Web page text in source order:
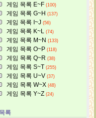
게임 목록 E~F (100)
게임 목록 G~H (137)
게임 목록 I~J (56)
게임 목록 K~L (74)
게임 목록 M~N (133)
게임 목록 O~P (118)
게임 목록 Q~R (38)
게임 목록 S~T (255)
게임 목록 U~V (37)
게임 목록 W~X (48)
게임 목록 Y~Z (24)
록